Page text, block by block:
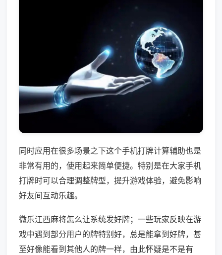
同时应用在很多场景之下这个手机打牌计算辅助也是
非常有用的，使用起来简单便捷。特别是在大家手机
打牌时可以合理调整牌型，提升游戏体验，避免影响
好友间互动乐趣。
微乐江西麻将怎么让系统发好牌；一些玩家反映在游
戏中遇到部分用户的牌特别好，总是能拿到好牌，甚
至好像能看到其他人的牌一样，由此怀疑是不是有